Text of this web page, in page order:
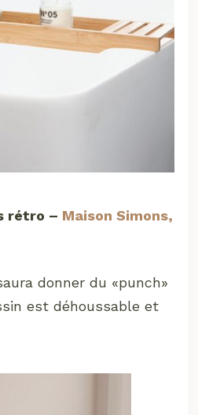
rétro – Maison Simons,
donner du «punch»
est déhoussable et